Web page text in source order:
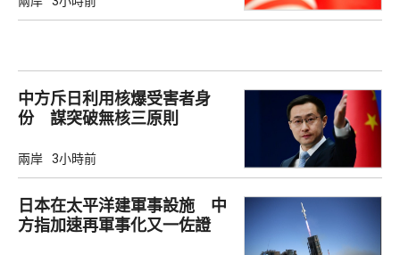
中方斥日利用核爆受害者身
份 謀突破無核三原則
兩岸 3小時前
日本在太平洋建軍事設施 中
方指加速再軍事化又一佐證